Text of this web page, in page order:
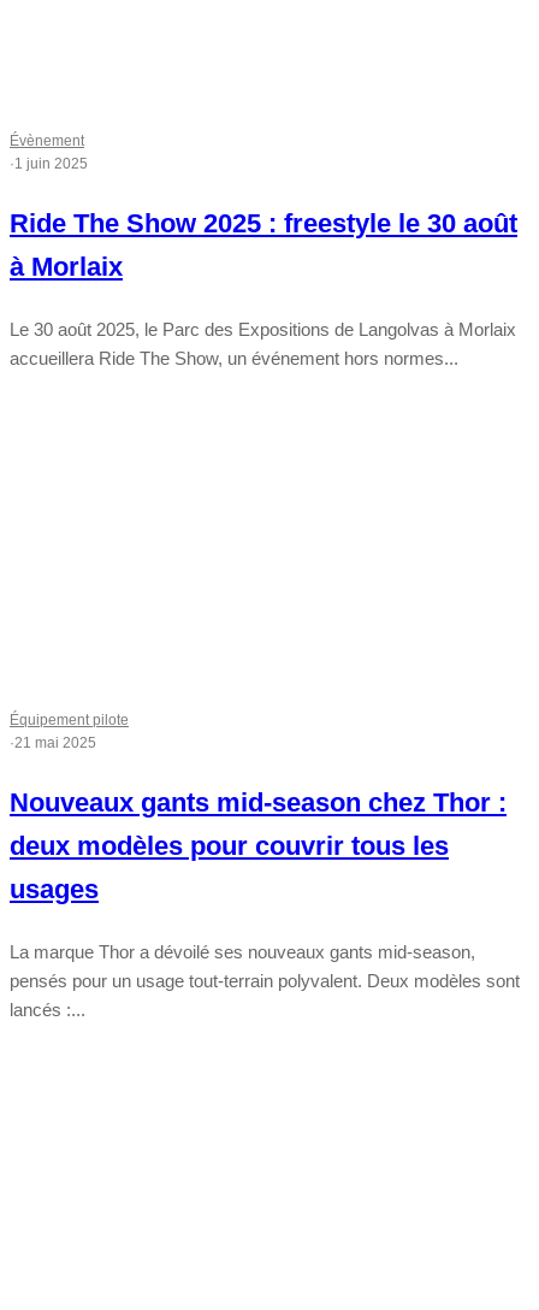
Évènement
·1 juin 2025
Ride The Show 2025 : freestyle le 30 août
à Morlaix
Le 30 août 2025, le Parc des Expositions de Langolvas à Morlaix
accueillera Ride The Show, un événement hors normes...
Équipement pilote
·21 mai 2025
Nouveaux gants mid-season chez Thor :
deux modèles pour couvrir tous les
usages
La marque Thor a dévoilé ses nouveaux gants mid-season,
pensés pour un usage tout-terrain polyvalent. Deux modèles sont
lancés :...